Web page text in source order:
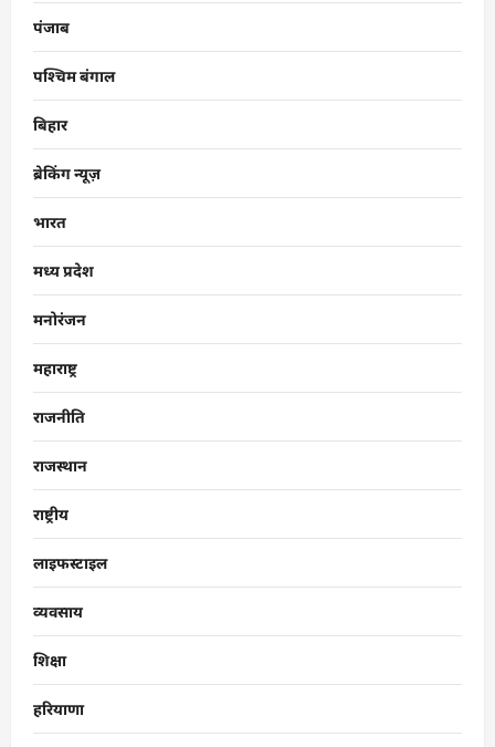
पंजाब
पश्चिम बंगाल
बिहार
ब्रेकिंग न्यूज़
भारत
मध्य प्रदेश
मनोरंजन
महाराष्ट्र
राजनीति
राजस्थान
राष्ट्रीय
लाइफस्टाइल
व्यवसाय
शिक्षा
हरियाणा